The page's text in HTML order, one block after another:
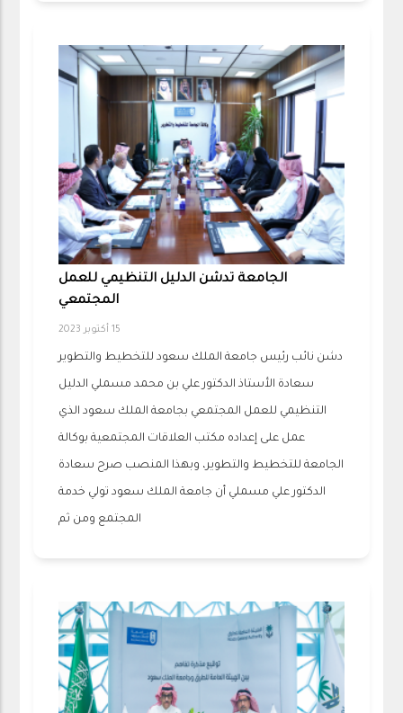
الجامعة تدشن الدليل التنظيمي للعمل
المجتمعي
15 أكتوبر 2023
دشن نائب رئيس جامعة الملك سعود للتخطيط والتطوير
سعادة الأستاذ الدكتور علي بن محمد مسملي الدليل
التنظيمي للعمل المجتمعي بجامعة الملك سعود الذي
عمل على إعداده مكتب العلاقات المجتمعية بوكالة
الجامعة للتخطيط والتطوير، وبهذا المنصب صرح سعادة
الدكتور علي مسملي أن جامعة الملك سعود تولي خدمة
المجتمع ومن ثم